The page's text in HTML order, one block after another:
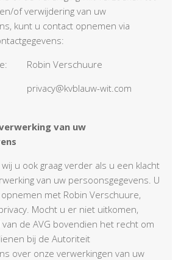
of verwijdering van uw
kunt u contact opnemen via
Robin Verschuure
wit.com
van uw
u ook graag verder als u een klacht
van uw persoonsgegevens. U
met Robin Verschuure,
Mocht u er niet uitkomen,
de AVG bovendien het recht om
bij de Autoriteit
over onze verwerkingen van uw